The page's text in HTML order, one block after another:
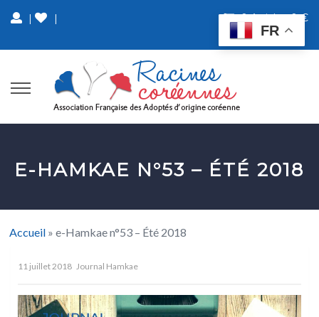
| 0 Article 0 €
|
E-HAMKAE N°53 – ÉTÉ 2018
Accueil »e-Hamkae n°53 – Été 2018
11 juillet 2018 Journal Hamkae
FR